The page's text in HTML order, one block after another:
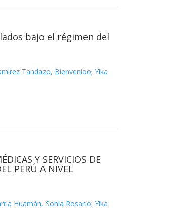
bajo el régimen del
Tandazo, Bienvenido; Yika
Y SERVICIOS DE
PERÚ A NIVEL
Huamán, Sonia Rosario; Yika